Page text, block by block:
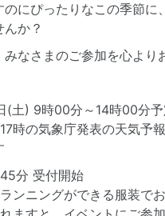
のにぴったりなこの季節
か？
なさまのご参加を心より
(土) 9時00分～14時00分予
時の気象庁発表の天気予
分 受付開始
ンニングができる服装で